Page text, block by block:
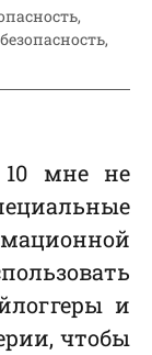
,
,
мне не
и
чтобы